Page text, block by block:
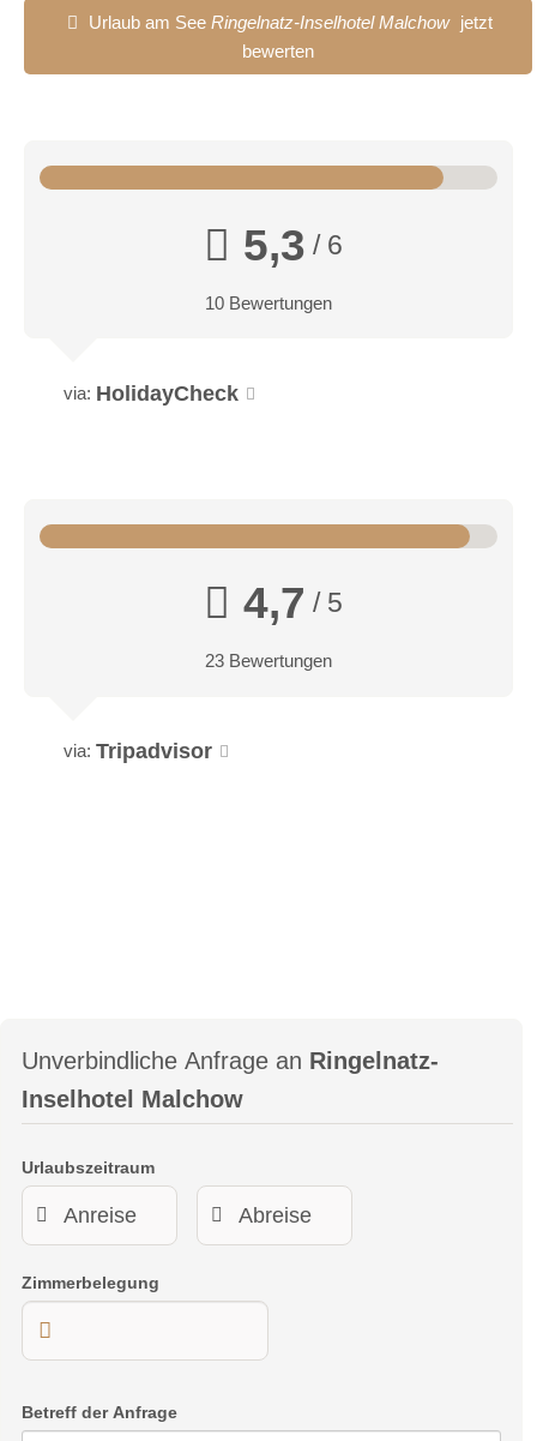
Urlaub am See Ringelnatz-Inselhotel Malchow
jetzt
bewerten
5,3 / 6
10 Bewertungen
via: HolidayCheck
4,7 / 5
23 Bewertungen
via: Tripadvisor
Unverbindliche Anfrage an Ringelnatz-
Inselhotel Malchow
Urlaubszeitraum
Zimmerbelegung
Betreff der Anfrage